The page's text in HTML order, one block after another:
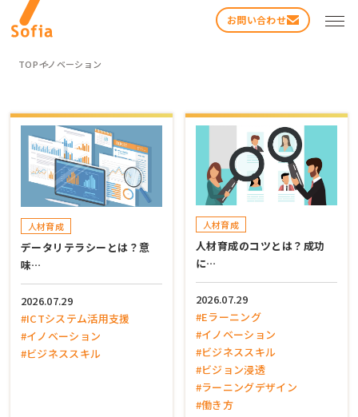
お問い合わせ
する
TOPイノベーション
人材育成
データリテラシーとは？意
味…
2026.07.29
#ICTシステム活用支援
#イノベーション
#ビジネススキル
人材育成
人材育成のコツとは？成功
に…
2026.07.29
#Eラーニング
#イノベーション
#ビジネススキル
#ビジョン浸透
#ラーニングデザイン
#働き方